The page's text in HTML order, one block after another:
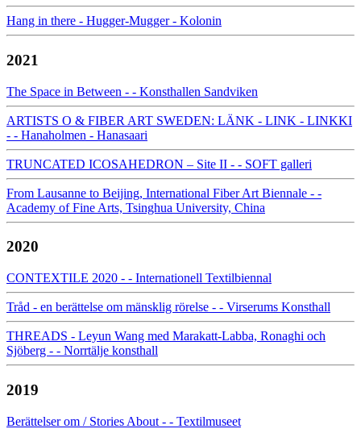
Hang in there - Hugger-Mugger - Kolonin
2021
The Space in Between - - Konsthallen Sandviken
ARTISTS O & FIBER ART SWEDEN: LÄNK - LINK - LINKKI
- - Hanaholmen - Hanasaari
TRUNCATED ICOSAHEDRON – Site II - - SOFT galleri
From Lausanne to Beijing, International Fiber Art Biennale - -
Academy of Fine Arts, Tsinghua University, China
2020
CONTEXTILE 2020 - - Internationell Textilbiennal
Tråd - en berättelse om mänsklig rörelse - - Virserums Konsthall
THREADS - Leyun Wang med Marakatt-Labba, Ronaghi och
Sjöberg - - Norrtälje konsthall
2019
Berättelser om / Stories About - - Textilmuseet